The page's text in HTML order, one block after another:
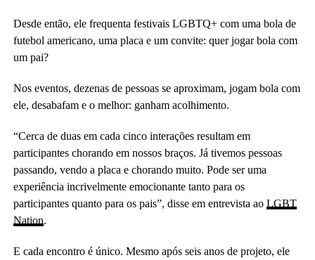
Desde então, ele frequenta festivais LGBTQ+ com uma bola de
futebol americano, uma placa e um convite: quer jogar bola com
um pai?
Nos eventos, dezenas de pessoas se aproximam, jogam bola com
ele, desabafam e o melhor: ganham acolhimento.
“Cerca de duas em cada cinco interações resultam em
participantes chorando em nossos braços. Já tivemos pessoas
passando, vendo a placa e chorando muito. Pode ser uma
experiência incrivelmente emocionante tanto para os
participantes quanto para os pais”, disse em entrevista ao LGBT
Nation.
E cada encontro é único. Mesmo após seis anos de projeto, ele